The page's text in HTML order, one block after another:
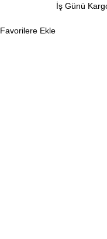
İş Günü
Favorilere Ekle